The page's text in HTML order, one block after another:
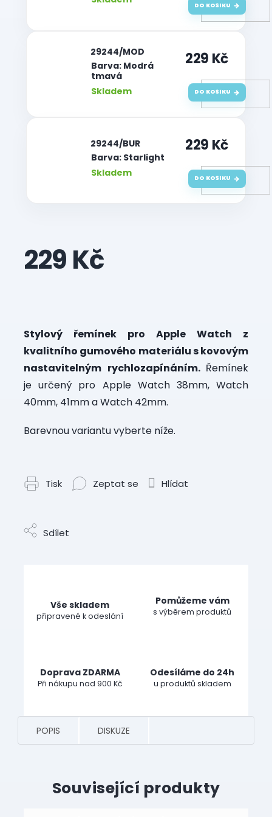
DO KOŠÍKU
Barva: Modrá
tmavá
Skladem
| 29244/MOD 229 Kč
DO KOŠÍKU
Barva: Starlight
Skladem
| 29244/BUR 229 Kč
DO KOŠÍKU
229 Kč
Stylový řemínek pro Apple Watch z
kvalitního gumového materiálu s kovovým
nastavitelným rychlozapínáním. Řemínek
je určený pro Apple Watch 38mm, Watch
40mm, 41mm a Watch 42mm.
Barevnou variantu vyberte níže.
Tisk Zeptat se Hlídat
Sdílet
Vše skladem
připravené k odeslání
Pomůžeme vám
s výběrem produktů
Doprava ZDARMA
Při nákupu nad 900 Kč
Odesíláme do 24h
u produktů skladem
POPIS DISKUZE
Související produkty